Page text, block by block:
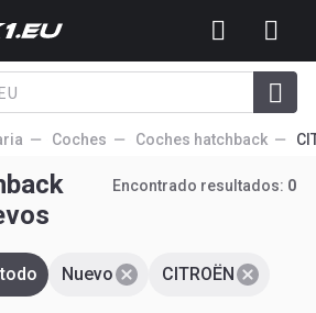
Coches Coches hatchback
Encontrado resultados: 0
CITROËN
Nuevo